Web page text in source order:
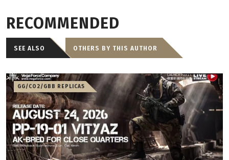
RECOMMENDED
SEE ALSO OTHERS BY THIS AUTHOR
GG/CO2/GBB REPLICAS